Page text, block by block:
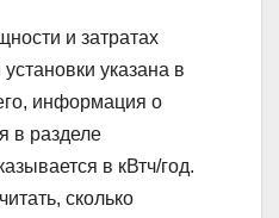
и затратах
указана в
информация о
в разделе
в кВтч/год.
сколько